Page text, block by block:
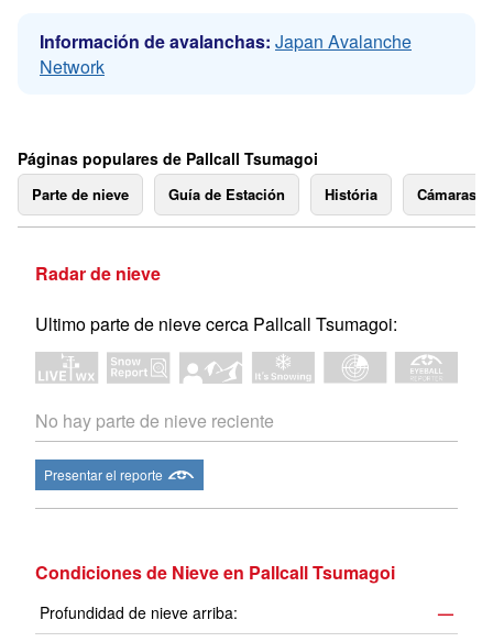
Información de avalanchas: Japan Avalanche
Network
Páginas populares de Pallcall Tsumagoi
Parte de nieve Guía de Estación História Cámaras
Radar de nieve
Ultimo parte de nieve cerca Pallcall Tsumagoi:
No hay parte de nieve reciente
Presentar el reporte
Condiciones de Nieve en Pallcall Tsumagoi
Profundidad de nieve arriba:
—